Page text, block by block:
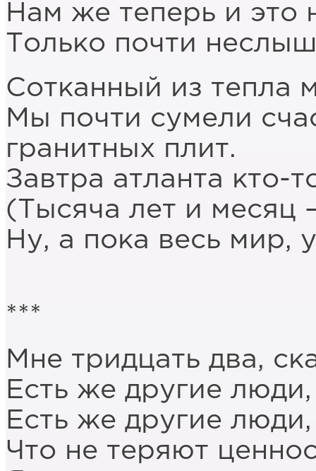
Нам же теперь и это
Только почти
Сотканный из тепла
Мы почти сумели
гранитных плит.
Завтра атланта кто-
(Тысяча лет и месяц
Ну, а пока весь мир,
***
Мне тридцать два,
Есть же другие
Есть же другие
Что не теряют